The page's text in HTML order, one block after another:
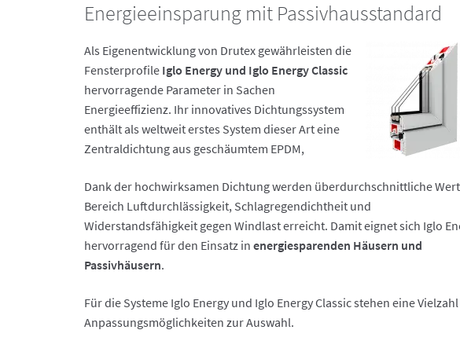
Energieeinsparung mit Passivhausstandard
Als Eigenentwicklung von Drutex gewährleisten die
Fensterprofile Iglo Energy und Iglo Energy Classic
hervorragende Parameter in Sachen
Energieeffizienz. Ihr innovatives Dichtungssystem
enthält als weltweit erstes System dieser Art eine
Zentraldichtung aus geschäumtem EPDM,
Dank der hochwirksamen Dichtung werden überdurchschnittliche
Bereich Luftdurchlässigkeit, Schlagregendichtheit und
Widerstandsfähigkeit gegen Windlast erreicht. Damit eignet sich Iglo
hervorragend für den Einsatz in energiesparenden Häusern und
Passivhäusern.
Für die Systeme Iglo Energy und Iglo Energy Classic stehen eine
Anpassungsmöglichkeiten zur Auswahl.